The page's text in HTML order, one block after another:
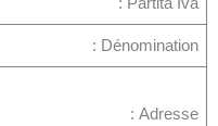
Partita Iva :
Dénomination :
Adresse :